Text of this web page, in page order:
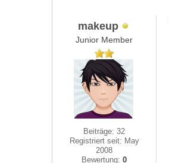
makeup
Junior Member
Beiträge: 32
Registriert seit: May
2008
Bewertung:0